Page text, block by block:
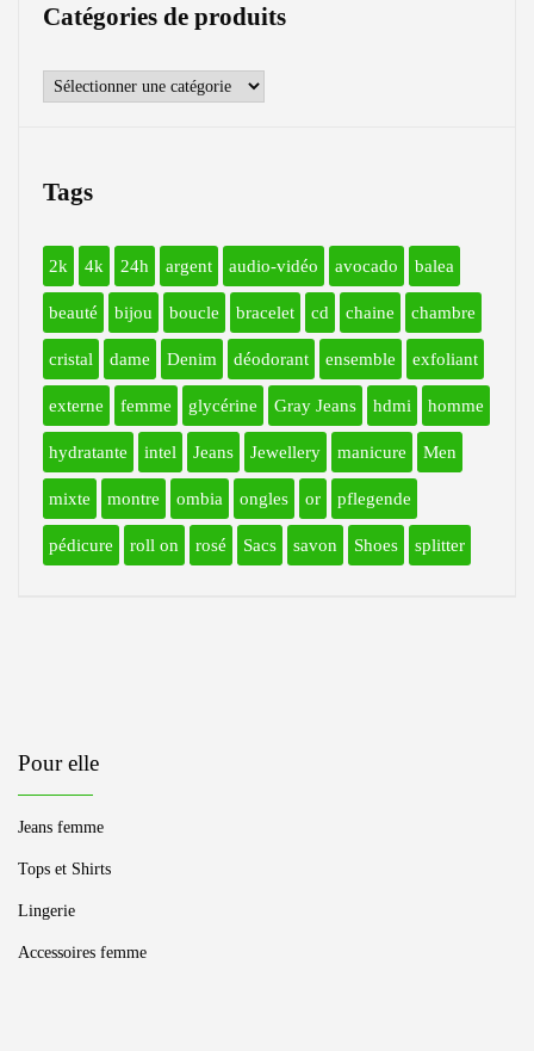
Catégories de produits
Tags
2k 4k 24h argent audio-vidéo avocado balea
beauté bijou boucle bracelet cd chaine chambre
cristal dame Denim déodorant ensemble exfoliant
externe femme glycérine Gray Jeans hdmi homme
hydratante intel Jeans Jewellery manicure Men
mixte montre ombia ongles or pflegende
pédicure roll on rosé Sacs savon Shoes splitter
Pour elle
Jeans femme
Tops et Shirts
Lingerie
Accessoires femme